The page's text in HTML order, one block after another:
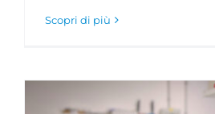
Scopri di più